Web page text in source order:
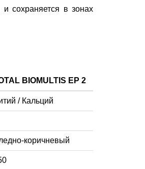
сохраняется в зонах
BIOMULTIS EP 2
/ Кальций
коричневый